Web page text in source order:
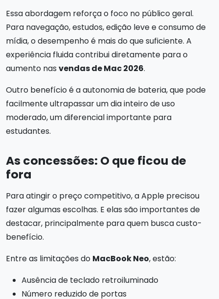
Essa abordagem reforça o foco no público geral.
Para navegação, estudos, edição leve e consumo de
mídia, o desempenho é mais do que suficiente. A
experiência fluida contribui diretamente para o
aumento nas vendas de Mac 2026.
Outro benefício é a autonomia de bateria, que pode
facilmente ultrapassar um dia inteiro de uso
moderado, um diferencial importante para
estudantes.
As concessões: O que ficou de
fora
Para atingir o preço competitivo, a Apple precisou
fazer algumas escolhas. E elas são importantes de
destacar, principalmente para quem busca custo-
benefício.
Entre as limitações do MacBook Neo, estão:
Ausência de teclado retroiluminado
Número reduzido de portas